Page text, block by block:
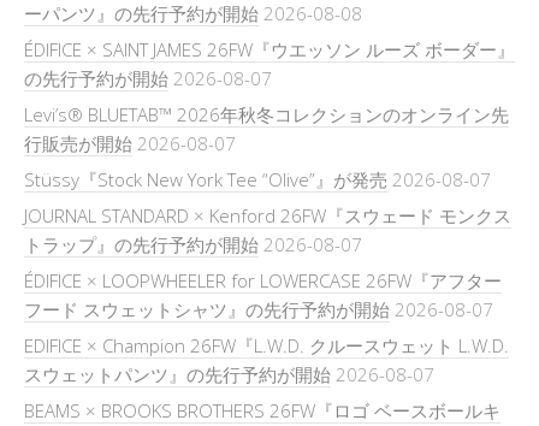
ーパンツ』の先行予約が開始 2026-08-08
ÉDIFICE × SAINT JAMES 26FW『ウエッソン ルーズ ボーダー』
の先行予約が開始 2026-08-07
Levi’s® BLUETAB™ 2026年秋冬コレクションのオンライン先
行販売が開始 2026-08-07
Stüssy『Stock New York Tee “Olive”』が発売 2026-08-07
JOURNAL STANDARD × Kenford 26FW『スウェード モンクス
トラップ』の先行予約が開始 2026-08-07
ÉDIFICE × LOOPWHEELER for LOWERCASE 26FW『アフター
フード スウェットシャツ』の先行予約が開始 2026-08-07
EDIFICE × Champion 26FW『L.W.D. クルースウェット L.W.D.
スウェットパンツ』の先行予約が開始 2026-08-07
BEAMS × BROOKS BROTHERS 26FW『ロゴ ベースボールキ